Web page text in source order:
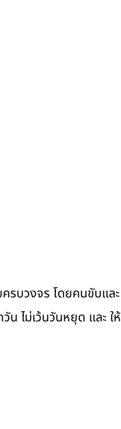
รบวงจร โดยคนขับและ
ไม่เว้นวันหยุด และ ให้